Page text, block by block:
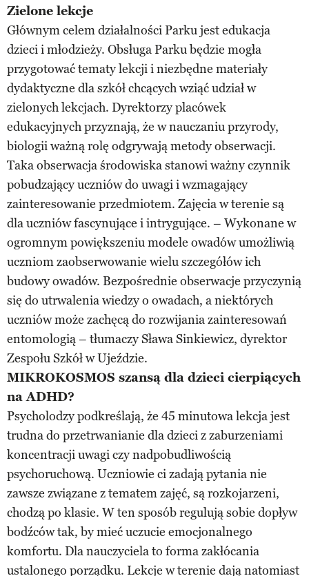
Zielone lekcje
Głównym celem działalności Parku jest edukacja
dzieci i młodzieży. Obsługa Parku będzie mogła
przygotować tematy lekcji i niezbędne materiały
dydaktyczne dla szkół chcących wziąć udział w
zielonych lekcjach. Dyrektorzy placówek
edukacyjnych przyznają, że w nauczaniu przyrody,
biologii ważną rolę odgrywają metody obserwacji.
Taka obserwacja środowiska stanowi ważny czynnik
pobudzający uczniów do uwagi i wzmagający
zainteresowanie przedmiotem. Zajęcia w terenie są
dla uczniów fascynujące i intrygujące. – Wykonane w
ogromnym powiększeniu modele owadów umożliwią
uczniom zaobserwowanie wielu szczegółów ich
budowy owadów. Bezpośrednie obserwacje przyczynią
się do utrwalenia wiedzy o owadach, a niektórych
uczniów może zachęcą do rozwijania zainteresowań
entomologią – tłumaczy Sława Sinkiewicz, dyrektor
Zespołu Szkół w Ujeździe.
MIKROKOSMOS szansą dla dzieci cierpiących
na ADHD?
Psycholodzy podkreślają, że 45 minutowa lekcja jest
trudna do przetrwanianie dla dzieci z zaburzeniami
koncentracji uwagi czy nadpobudliwością
psychoruchową. Uczniowie ci zadają pytania nie
zawsze związane z tematem zajęć, są rozkojarzeni,
chodzą po klasie. W ten sposób regulują sobie dopływ
bodźców tak, by mieć uczucie emocjonalnego
komfortu. Dla nauczyciela to forma zakłócania
ustalonego porządku. Lekcje w terenie dają natomiast